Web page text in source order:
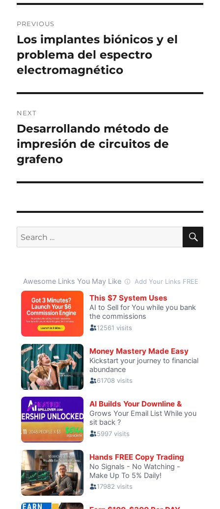
navigation
PREVIOUS
Previous
post:
Los implantes biónicos y el
problema del espectro
electromagnético
NEXT
Next
post:
Desarrollando método de
impresión de circuitos de
grafeno
Search
for: